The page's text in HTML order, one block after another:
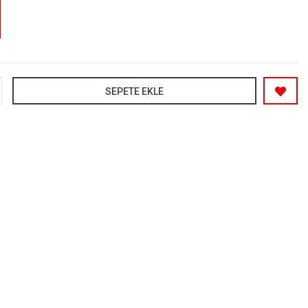
SEPETE EKLE